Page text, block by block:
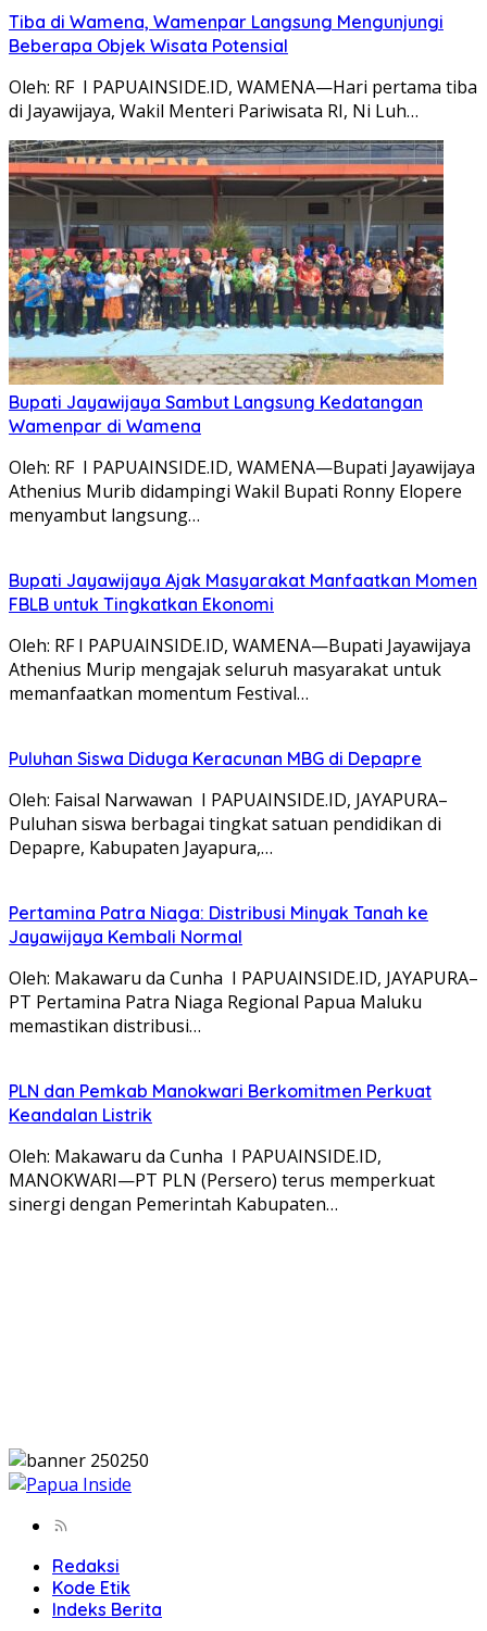
Tiba di Wamena, Wamenpar Langsung Mengunjungi
Beberapa Objek Wisata Potensial
Oleh: RF I PAPUAINSIDE.ID, WAMENA—Hari pertama tiba
di Jayawijaya, Wakil Menteri Pariwisata RI, Ni Luh…
Bupati Jayawijaya Sambut Langsung Kedatangan
Wamenpar di Wamena
Oleh: RF I PAPUAINSIDE.ID, WAMENA—Bupati Jayawijaya
Athenius Murib didampingi Wakil Bupati Ronny Elopere
menyambut langsung…
Bupati Jayawijaya Ajak Masyarakat Manfaatkan Momen
FBLB untuk Tingkatkan Ekonomi
Oleh: RF I PAPUAINSIDE.ID, WAMENA—Bupati Jayawijaya
Athenius Murip mengajak seluruh masyarakat untuk
memanfaatkan momentum Festival…
Puluhan Siswa Diduga Keracunan MBG di Depapre
Oleh: Faisal Narwawan I PAPUAINSIDE.ID, JAYAPURA–
Puluhan siswa berbagai tingkat satuan pendidikan di
Depapre, Kabupaten Jayapura,…
Pertamina Patra Niaga: Distribusi Minyak Tanah ke
Jayawijaya Kembali Normal
Oleh: Makawaru da Cunha I PAPUAINSIDE.ID, JAYAPURA–
PT Pertamina Patra Niaga Regional Papua Maluku
memastikan distribusi…
PLN dan Pemkab Manokwari Berkomitmen Perkuat
Keandalan Listrik
Oleh: Makawaru da Cunha I PAPUAINSIDE.ID,
MANOKWARI—PT PLN (Persero) terus memperkuat
sinergi dengan Pemerintah Kabupaten…
Redaksi
Kode Etik
Indeks Berita